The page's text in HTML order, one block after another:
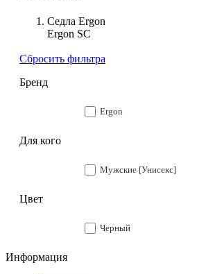
Седла Ergon
Ergon SC
Сбросить фильтра
Бренд
Ergon
Для кого
Мужские [Унисекс]
Цвет
Черный
Информация